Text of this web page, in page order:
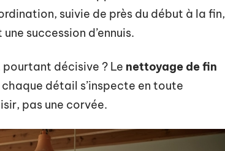
suivie de près du début à la fin,
succession d’ennuis.
décisive ? Le nettoyage de fin
détail s’inspecte en toute
pas une corvée.